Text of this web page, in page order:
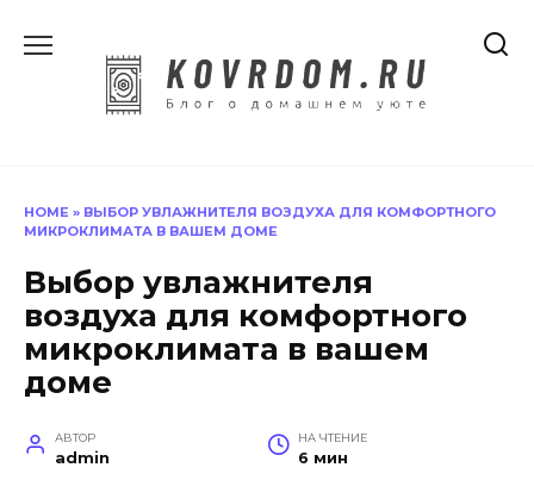
содержанию
HOME » ВЫБОР УВЛАЖНИТЕЛЯ ВОЗДУХА ДЛЯ КОМФОРТНОГО
МИКРОКЛИМАТА В ВАШЕМ ДОМЕ
Выбор увлажнителя
воздуха для комфортного
микроклимата в вашем
доме
АВТОР
admin
НА ЧТЕНИЕ
6 мин